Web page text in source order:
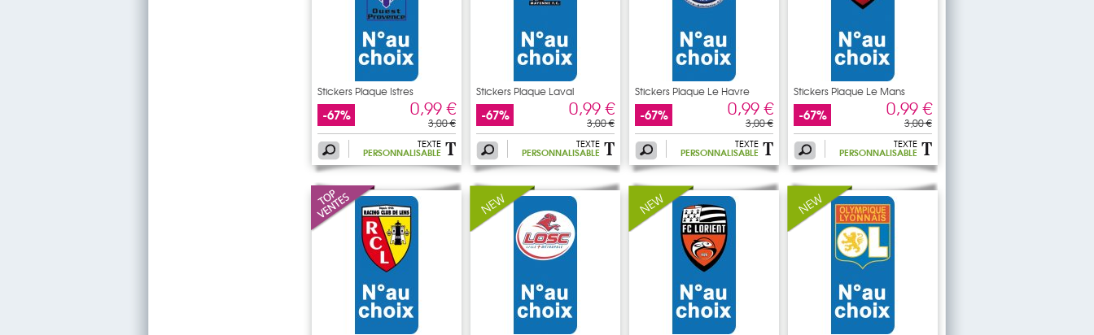
Stickers Plaque Istres
-67% 0,99 €
3,00 €
TEXTE
PERSONNALISABLE
Stickers Plaque Laval
-67% 0,99 €
3,00 €
TEXTE
PERSONNALISABLE
Stickers Plaque Le Havre
-67% 0,99 €
3,00 €
TEXTE
PERSONNALISABLE
Stickers Plaque Le Mans
-67% 0,99 €
3,00 €
TEXTE
PERSONNALISABLE